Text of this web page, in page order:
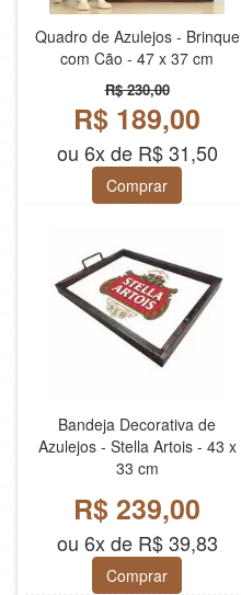
Quadro de Azulejos - Brinque
com Cão - 47 x 37 cm
R$ 230,00
R$ 189,00
ou 6x de R$ 31,50
Comprar
Bandeja Decorativa de
Azulejos - Stella Artois - 43 x
33 cm
R$ 239,00
ou 6x de R$ 39,83
Comprar